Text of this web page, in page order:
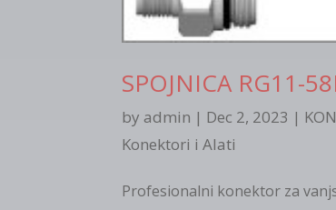
SPOJNICA RG11-
byadmin | Dec 2, 2023 |
Konektori i Alati
Profesionalni konektor za